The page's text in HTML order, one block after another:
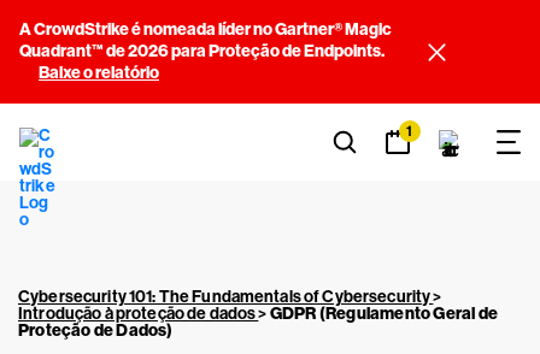
A CrowdStrike é nomeada líder no Gartner® Magic
Quadrant™ de 2026 para Proteção de Endpoints.
Baixe o relatório
1
Cybersecurity 101: The Fundamentals of Cybersecurity>
Introdução à proteção de dados>GDPR (Regulamento Geral de
Proteção de Dados)